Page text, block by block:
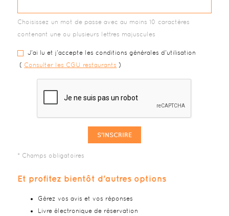
Choisissez un mot de passe avec au moins 10 caractères
contenant une ou plusieurs lettres majuscules
J'ai lu et j'accepte les conditions générales d'utilisation
( Consulter les CGU restaurants )
S'INSCRIRE
Et profitez bientôt d'autres options
Gérez vos avis et vos réponses
Livre électronique de réservation